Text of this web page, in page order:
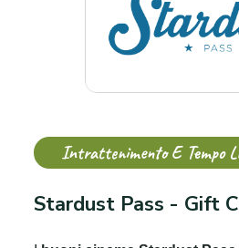
Intrattenimento E Tempo
Stardust Pass - Gift